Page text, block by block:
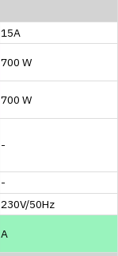
15A
700 W
700 W
-
-
230V/50Hz
A